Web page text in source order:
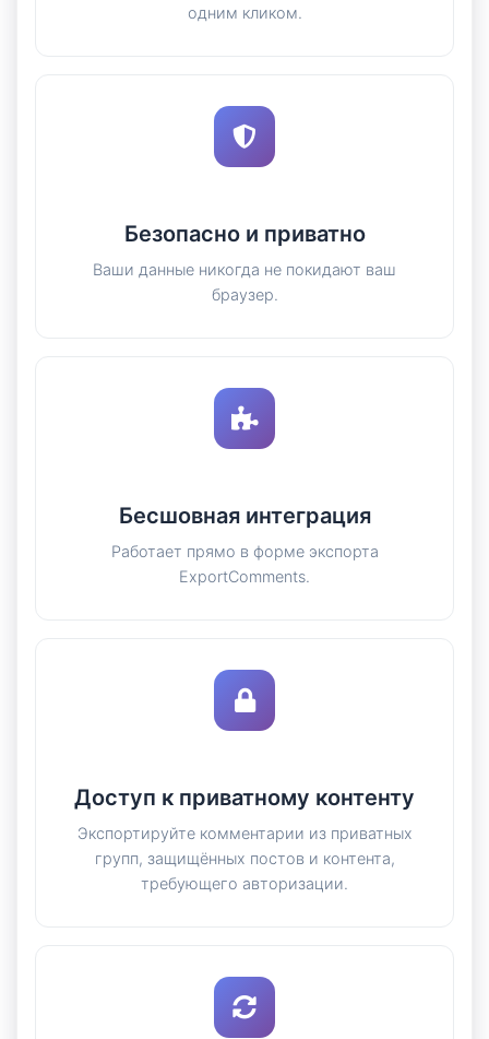
одним кликом.
Безопасно и приватно
Ваши данные никогда не покидают ваш
браузер.
Бесшовная интеграция
Работает прямо в форме экспорта
ExportComments.
Доступ к приватному контенту
Экспортируйте комментарии из приватных
групп, защищённых постов и контента,
требующего авторизации.